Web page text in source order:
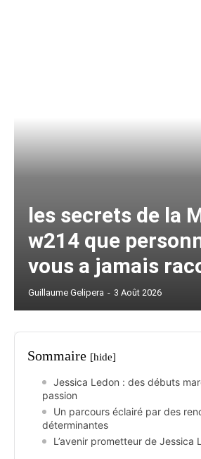
les secrets de la
w214 que
vous a jamais
Guillaume Gelipera - 3 Août 2026
Sommaire [hide]
Jessica Ledon : des débuts
passion
Un parcours éclairé par des
déterminantes
L’avenir prometteur de Jessica